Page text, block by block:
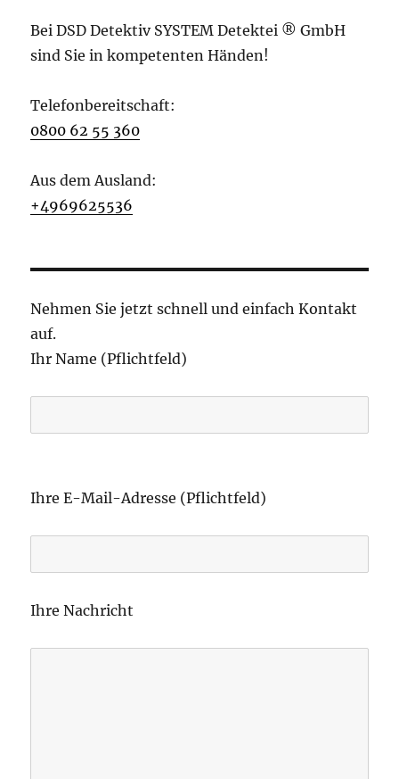
Bei DSD Detektiv SYSTEM Detektei ® GmbH
sind Sie in kompetenten Händen!
Telefonbereitschaft:
0800 62 55 360
Aus dem Ausland:
+4969625536
Nehmen Sie jetzt schnell und einfach Kontakt
auf.
Ihr Name (Pflichtfeld)
i
e
s
Ihre E-Mail-Adresse (Pflichtfeld)
Ihre Nachricht